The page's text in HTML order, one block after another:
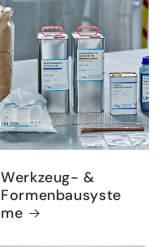
Werkzeug- &
Formenbausyste
me